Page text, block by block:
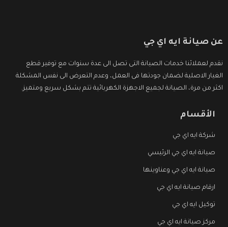
عن صيانة ايه اي جي
نقدم لعملائنا خدمات الصيانة التى تصل الى عدة سنوات مع توفير قطع
الغيار الاصلية لضمان جودتها فى العمل، وعدم التعرض الى نفس المشكلة
اكثر من مرة، الصيانة لجميع الاجهزة الكهربائية تتم بشكل سريع ومتميز.
الأقسام
شركة ايه اي جي
صيانة ايه اي جي الرئيسي
صيانة ايه اي جي وعناوينها
ارقام صيانة ايه اي جي
توكيل ايه اي جي
مركز صيانة ايه اي جي